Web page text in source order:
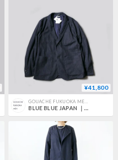
¥41,800
GOUACHE FUKUOKA MEN'S
BLUE BLUE JAPAN ｜ブルーブルージャパン｜マイヤーレース 2B ジャケット｜DNAVY｜700030090